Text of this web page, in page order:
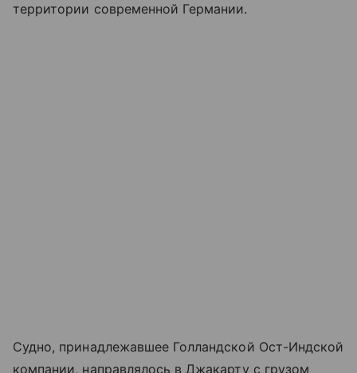
территории современной Германии.
Судно, принадлежавшее Голландской Ост-Индской
компании, направлялось в Джакарту с грузом